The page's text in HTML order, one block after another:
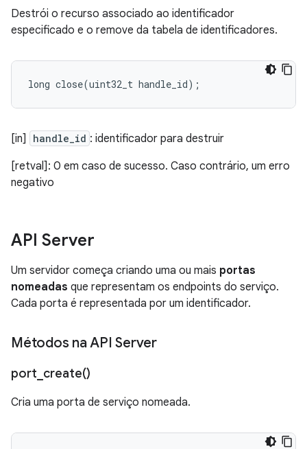
Destrói o recurso associado ao identificador
especificado e o remove da tabela de identificadores.
long close(uint32_t handle_id);
[in] handle_id : identificador para destruir
[retval]: 0 em caso de sucesso. Caso contrário, um erro
negativo
API Server
Um servidor começa criando uma ou mais portas
nomeadas que representam os endpoints do serviço.
Cada porta é representada por um identificador.
Métodos na API Server
port_create()
Cria uma porta de serviço nomeada.